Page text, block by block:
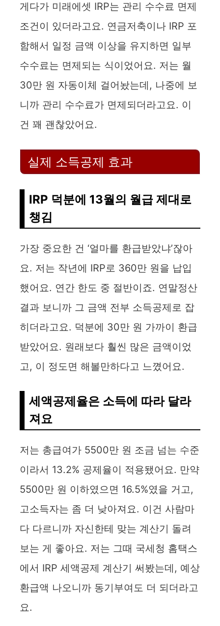
게다가 미래에셋 IRP는 관리 수수료 면제
조건이 있더라고요. 연금저축이나 IRP 포
함해서 일정 금액 이상을 유지하면 일부
수수료는 면제되는 식이었어요. 저는 월
30만 원 자동이체 걸어놨는데, 나중에 보
니까 관리 수수료가 면제되더라고요. 이
건 꽤 괜찮았어요.
실제 소득공제 효과
IRP 덕분에 13월의 월급 제대로
챙김
가장 중요한 건 ‘얼마를 환급받았냐’잖아
요. 저는 작년에 IRP로 360만 원을 납입
했어요. 연간 한도 중 절반이죠. 연말정산
결과 보니까 그 금액 전부 소득공제로 잡
히더라고요. 덕분에 30만 원 가까이 환급
받았어요. 원래보다 훨씬 많은 금액이었
고, 이 정도면 해볼만하다고 느꼈어요.
세액공제율은 소득에 따라 달라
져요
저는 총급여가 5500만 원 조금 넘는 수준
이라서 13.2% 공제율이 적용됐어요. 만약
5500만 원 이하였으면 16.5%였을 거고,
고소득자는 좀 더 낮아져요. 이건 사람마
다 다르니까 자신한테 맞는 계산기 돌려
보는 게 좋아요. 저는 그때 국세청 홈택스
에서 IRP 세액공제 계산기 써봤는데, 예상
환급액 나오니까 동기부여도 더 되더라고
요.